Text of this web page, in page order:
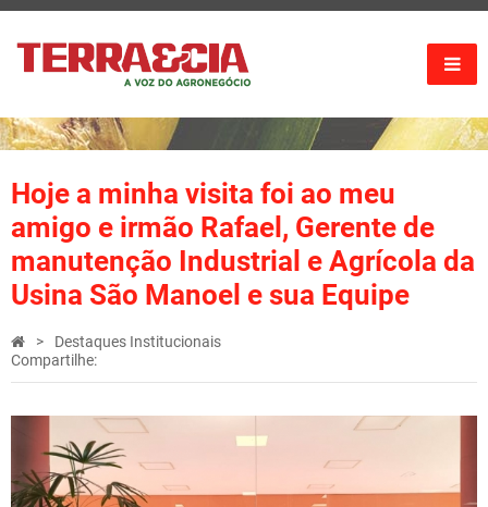
Hoje a minha visita foi ao meu
amigo e irmão Rafael, Gerente de
manutenção Industrial e Agrícola da
Usina São Manoel e sua Equipe
Destaques Institucionais
Compartilhe: